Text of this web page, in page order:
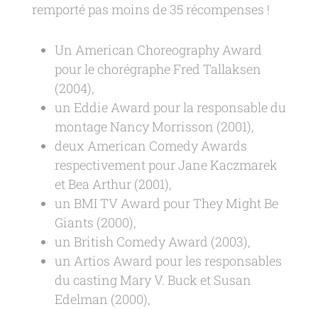
remporté pas moins de 35 récompenses !
Un American Choreography Award
pour le chorégraphe Fred Tallaksen
(2004),
un Eddie Award pour la responsable du
montage Nancy Morrisson (2001),
deux American Comedy Awards
respectivement pour Jane Kaczmarek
et Bea Arthur (2001),
un BMI TV Award pour They Might Be
Giants (2000),
un British Comedy Award (2003),
un Artios Award pour les responsables
du casting Mary V. Buck et Susan
Edelman (2000),